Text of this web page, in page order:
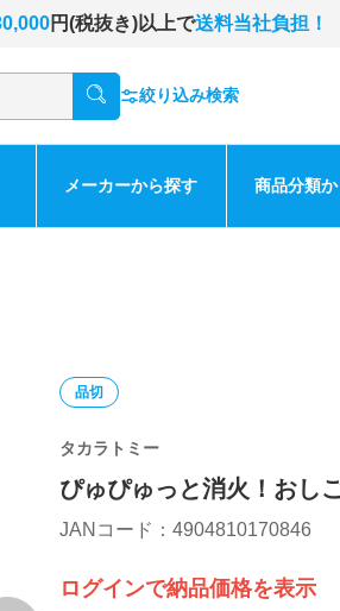
円(税抜き)以上で送料当社負担！
絞り込み検索
メーカーから探す 商品分類
品切
タカラトミー
ぴゅぴゅっと消火！おし
JANコード：4904810170846
ログインで納品価格を表示